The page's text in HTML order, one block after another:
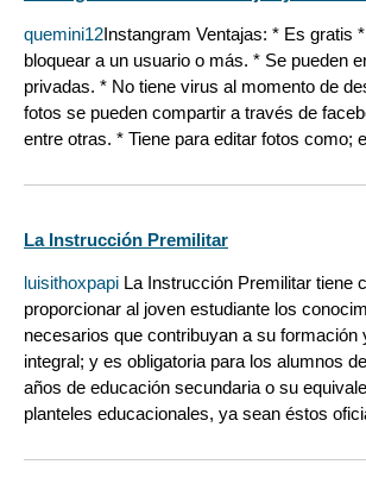
quemini12Instangram Ventajas: * Es gratis
bloquear a un usuario o más. * Se pueden
privadas. * No tiene virus al momento de
fotos se pueden compartir a través de
entre otras. * Tiene para editar fotos como;
La Instrucción Premilitar
luisithoxpapi La Instrucción Premilitar tiene
proporcionar al joven estudiante los
necesarios que contribuyan a su formación
integral; y es obligatoria para los alumnos
años de educación secundaria o su
planteles educacionales, ya sean éstos